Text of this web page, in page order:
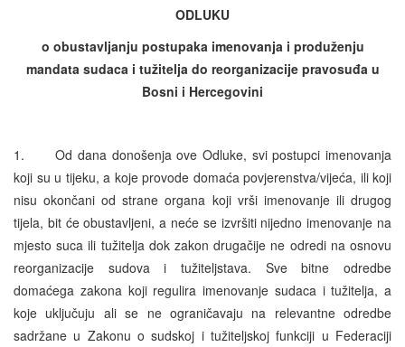
ODLUKU
o obustavljanju postupaka imenovanja i produženju
mandata sudaca i tužitelja do reorganizacije pravosuđa u
Bosni i Hercegovini
1. Od dana donošenja ove Odluke, svi postupci imenovanja
koji su u tijeku, a koje provode domaća povjerenstva/vijeća, ili koji
nisu okončani od strane organa koji vrši imenovanje ili drugog
tijela, bit će obustavljeni, a neće se izvršiti nijedno imenovanje na
mjesto suca ili tužitelja dok zakon drugačije ne odredi na osnovu
reorganizacije sudova i tužiteljstava. Sve bitne odredbe
domaćega zakona koji regulira imenovanje sudaca i tužitelja, a
koje uključuju ali se ne ograničavaju na relevantne odredbe
sadržane u Zakonu o sudskoj i tužiteljskoj funkciji u Federaciji